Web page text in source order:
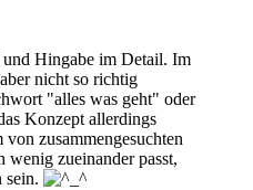
Hingabe im Detail. Im
nicht so richtig
"alles was geht" oder
Konzept allerdings
von zusammengesuchten
wenig zueinander passt,
sein.